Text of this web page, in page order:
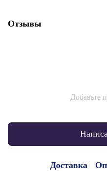
Отзывы
Добавьте
Доставка